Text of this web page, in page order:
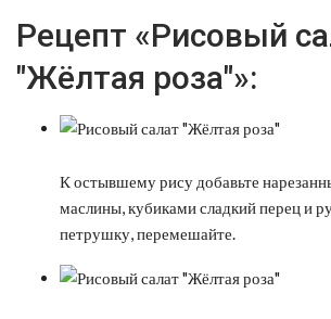
Рецепт «Рисовый
"Жёлтая роза"»:
К остывшему рису добавьте
маслины, кубиками сладкий перец и
петрушку, перемешайте.